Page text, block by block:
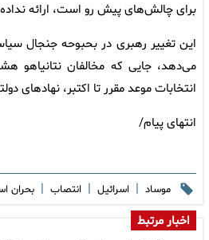
برای چالش‌های پیش رو است، ارائه
این تغییر رهبری در بحبوحه جنجال
می‌دهد، جایی که مخالفان نتانیاهو
انتخابات موعد مقرر تا اکتبر، نهاد‌های
انتهای پیام/
موساد | اسرائیل | انتصاب | بحران
اخبار مرتبط